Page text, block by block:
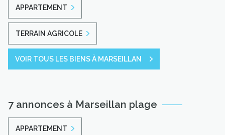
APPARTEMENT
TERRAIN AGRICOLE
VOIR TOUS LES BIENS À MARSEILLAN
7 annonces à Marseillan plage
APPARTEMENT